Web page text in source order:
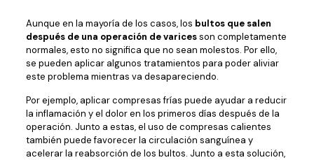
Aunque en la mayoría de los casos, los bultos que salen
después de una operación de varicesson completamente
normales, esto no significa que no sean molestos. Por ello,
se pueden aplicar algunos tratamientos para poder aliviar
este problema mientras va desapareciendo.
Por ejemplo, aplicar compresas frías puede ayudar a reducir
la inflamación y el dolor en los primeros días después de la
operación. Junto a estas, el uso de compresas calientes
también puede favorecer la circulación sanguínea y
acelerar la reabsorción de los bultos. Junto a esta solución,